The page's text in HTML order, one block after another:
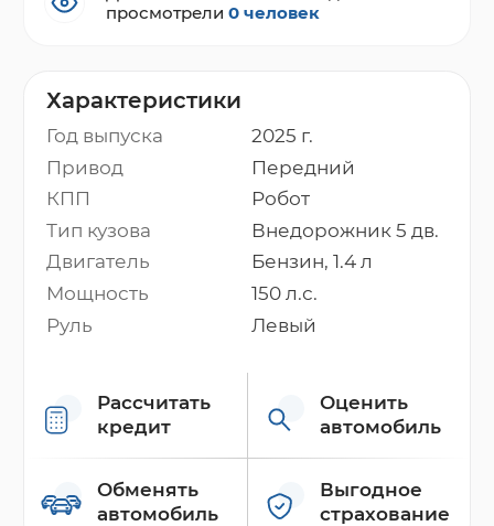
Характеристики
Год выпуска
2025 г.
Привод
Передний
КПП
Робот
Тип кузова
Внедорожник 5 дв.
Двигатель
Бензин, 1.4 л
Мощность
150 л.с.
Руль
Левый
Рассчитать
кредит
Оценить
автомобиль
Обменять
автомобиль
Выгодное
страхование
просмотрели0 человек